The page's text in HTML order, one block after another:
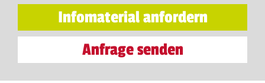
Infomaterial anfordern
Anfrage senden